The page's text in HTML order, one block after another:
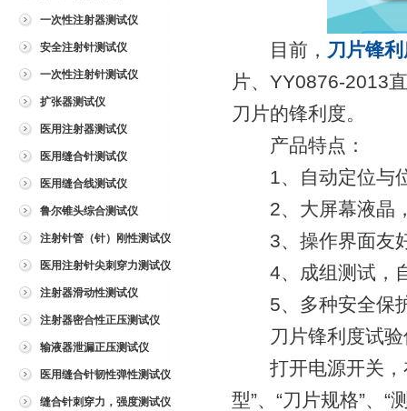
一次性注射器测试仪
安全注射针测试仪
一次性注射针测试仪
扩张器测试仪
医用注射器测试仪
医用缝合针测试仪
医用缝合线测试仪
鲁尔锥头综合测试仪
注射针管（针）刚性测试仪
医用注射针尖刺穿力测试仪
注射器滑动性测试仪
注射器密合性正压测试仪
输液器泄漏正压测试仪
医用缝合针韧性弹性测试仪
缝合针刺穿力，强度测试仪
目前， 刀片锋
片、YY0876-2013
刀片的锋利度。
产品特点：
1、自动定位与
2、大屏幕液晶
3、操作界面友
4、成组测试，自
5、多种安全保护
刀片锋利度试验
打开电源开关，在
型”、“刀片规格”、